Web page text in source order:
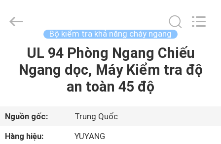
TRANG
CHỦ
SẢN
PHẨM
2026
DONGGUAN
Bộ kiểm tra khả năng cháy ngang
UL 94 Phòng Ngang Chiếu
Ngang dọc, Máy Kiểm tra độ
an toàn 45 độ
Nguồn gốc:
Trung Quốc
Hàng hiệu:
YUYANG